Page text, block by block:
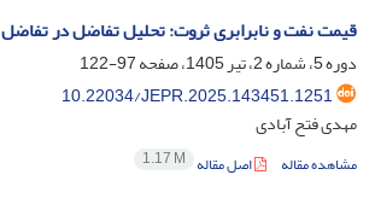
قیمت نفت و نابرابری ثروت: تحلیل تفاضل در تفاضل
دوره 5، شماره 2، تیر 1405، صفحه
97-122
10.22034/JEPR.2025.143451.1251
مهدی فتح آبادی
مشاهده مقاله اصل مقاله 1.17 M